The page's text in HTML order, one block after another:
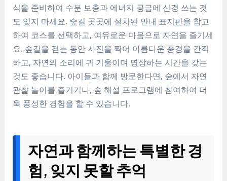
식을 준비하여 수분 보충과 에너지 공급에 신경 쓰는 것
도 잊지 마세요. 숲길 곳곳에 설치된 안내 표지판을 참고
하여 코스를 선택하고, 여유로운 마음으로 자연을 즐기세
요. 숲길을 걷는 동안 사진을 찍어 아름다운 풍경을 간직
하고, 자연의 소리에 귀 기울이며 명상하는 시간을 갖는
것도 좋습니다. 아이들과 함께 방문한다면, 숲에서 자연
관찰 놀이를 즐기거나, 숲 해설 프로그램에 참여하여 더
욱 풍성한 경험을 할 수 있습니다.
자연과 함께하는 특별한 경
험, 잊지 못할 추억